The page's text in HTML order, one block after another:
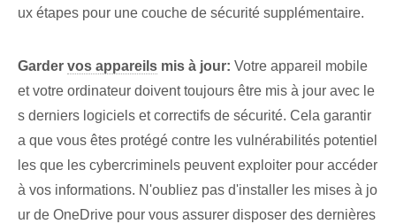
ux étapes pour une couche de sécurité supplémentaire.
Garder vos appareils mis à jour: Votre appareil mobile
et votre ordinateur doivent toujours être mis à jour avec le
s derniers logiciels et correctifs de sécurité. Cela garantir
a que vous êtes protégé contre les vulnérabilités potentiel
les que les cybercriminels peuvent exploiter pour accéder
à vos informations. N'oubliez pas d'installer les mises à jo
ur de OneDrive pour vous assurer disposer des dernières